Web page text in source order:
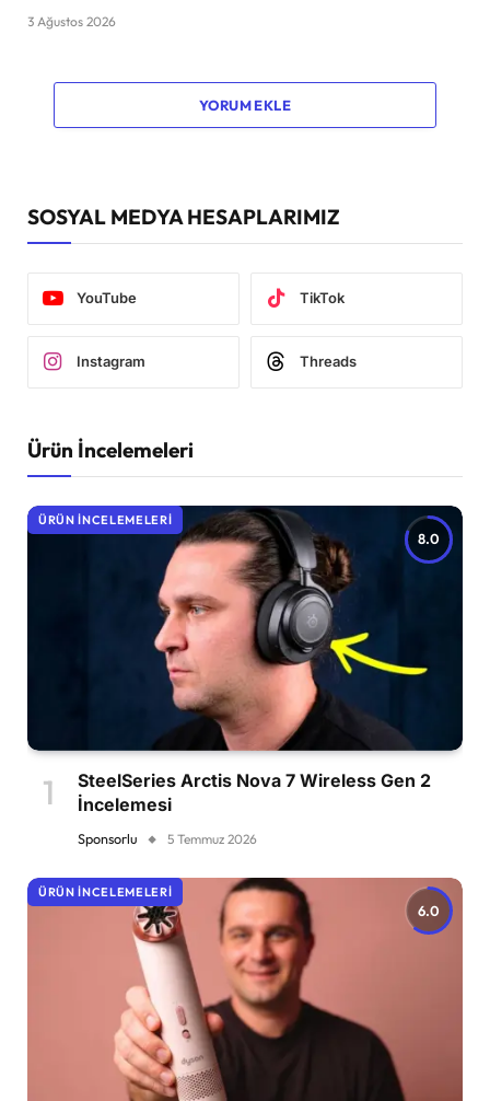
3 Ağustos 2026
YORUM EKLE
SOSYAL MEDYA HESAPLARIMIZ
YouTube TikTok
Instagram Threads
Ürün İncelemeleri
8.0
ÜRÜN İNCELEMELERI
SteelSeries Arctis Nova 7 Wireless Gen 2
İncelemesi
Sponsorlu 5 Temmuz 2026
6.0
ÜRÜN İNCELEMELERI